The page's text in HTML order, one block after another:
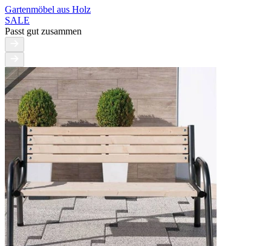
Gartenmöbel aus Holz
SALE
Passt gut zusammen